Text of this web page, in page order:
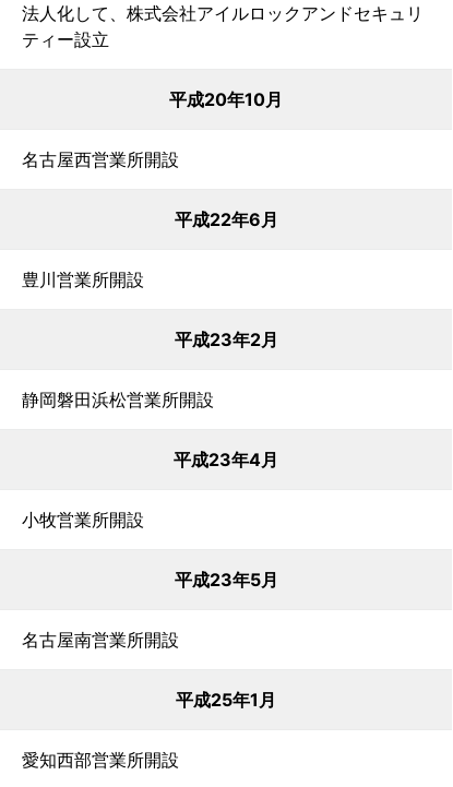
法人化して、株式会社アイルロックアンドセキュリ
ティー設立
平成20年10月
名古屋西営業所開設
平成22年6月
豊川営業所開設
平成23年2月
静岡磐田浜松営業所開設
平成23年4月
小牧営業所開設
平成23年5月
名古屋南営業所開設
平成25年1月
愛知西部営業所開設